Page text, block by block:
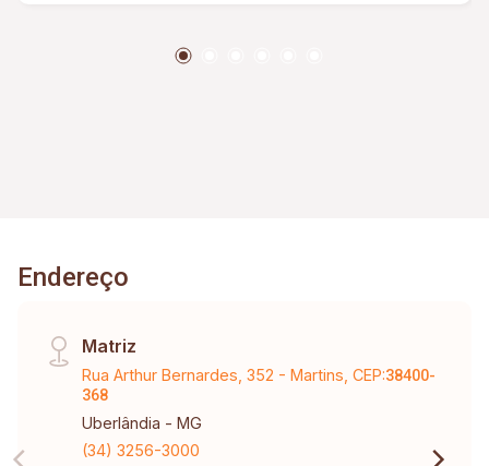
Endereço
Matriz
Rua Arthur Bernardes, 352 - Martins, CEP:38400-
368
Uberlândia - MG
(34) 3256-3000